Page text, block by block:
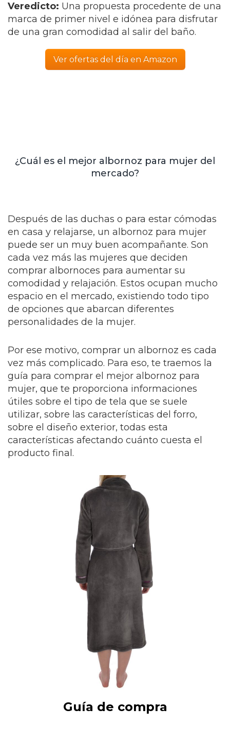
Veredicto: Una propuesta procedente de una
marca de primer nivel e idónea para disfrutar
de una gran comodidad al salir del baño.
Ver ofertas del día en Amazon
¿Cuál es el mejor albornoz para mujer del
mercado?
Después de las duchas o para estar cómodas
en casa y relajarse, un albornoz para mujer
puede ser un muy buen acompañante. Son
cada vez más las mujeres que deciden
comprar albornoces para aumentar su
comodidad y relajación. Estos ocupan mucho
espacio en el mercado, existiendo todo tipo
de opciones que abarcan diferentes
personalidades de la mujer.
Por ese motivo, comprar un albornoz es cada
vez más complicado. Para eso, te traemos la
guía para comprar el mejor albornoz para
mujer, que te proporciona informaciones
útiles sobre el tipo de tela que se suele
utilizar, sobre las características del forro,
sobre el diseño exterior, todas esta
características afectando cuánto cuesta el
producto final.
Guía de compra